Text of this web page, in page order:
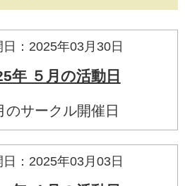
日：2025年03月30日
年 ５月の活動日
のサークル開催日
日：2025年03月03日